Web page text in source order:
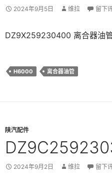
2024年9月5日 维拉 留下
DZ9X259230400 离合器油
H6000 离合器油管
陕汽配件
2024年9月2日 维拉 留下